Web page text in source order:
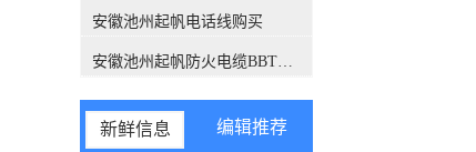
准，由国家质量监督检验检疫
总局设立，委托国家认监委管
理的**认证机构。CQC是中国
权威的认证机构，几十年来积
累了丰富的国际质量认证工作
经验，各项业务均成果卓著，
安徽池州起帆电话线购买
安徽池州起帆防火电缆BBTRZ采购
新鲜信息 编辑推荐